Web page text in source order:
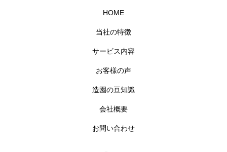
HOME
当社の特徴
サービス内容
お客様の声
造園の豆知識
会社概要
お問い合わせ